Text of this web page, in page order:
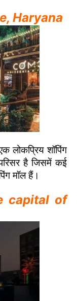
Haryana
लोकप्रिय शॉपिंग
है जिसमें कई
मॉल हैं।
capital of